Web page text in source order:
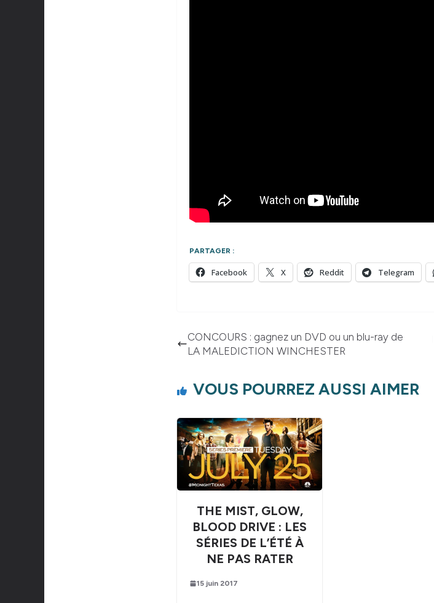
PARTAGER :
Facebook X Reddit Telegram
CONCOURS : gagnez un DVD ou un blu-ray de
LA MALEDICTION WINCHESTER
VOUS POURREZ AUSSI AIMER
THE MIST, GLOW,
BLOOD DRIVE : LES
SÉRIES DE L’ÉTÉ À
NE PAS RATER
15 juin 2017